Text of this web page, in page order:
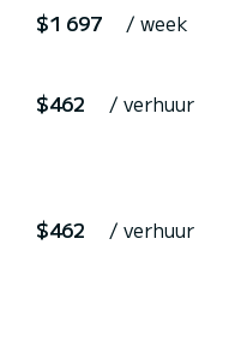
$1 697 / week
$462 / verhuur
$462 / verhuur